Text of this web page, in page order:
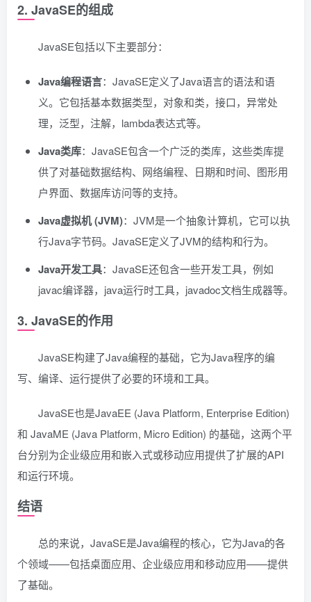
2. JavaSE的组成
JavaSE包括以下主要部分：
Java编程语言：JavaSE定义了Java语言的语法和语
义。它包括基本数据类型，对象和类，接口，异常处
理，泛型，注解，lambda表达式等。
Java类库：JavaSE包含一个广泛的类库，这些类库提
供了对基础数据结构、网络编程、日期和时间、图形用
户界面、数据库访问等的支持。
Java虚拟机 (JVM)：JVM是一个抽象计算机，它可以执
行Java字节码。JavaSE定义了JVM的结构和行为。
Java开发工具：JavaSE还包含一些开发工具，例如
javac编译器，java运行时工具，javadoc文档生成器等。
3. JavaSE的作用
JavaSE构建了Java编程的基础，它为Java程序的编
写、编译、运行提供了必要的环境和工具。
JavaSE也是JavaEE (Java Platform, Enterprise Edition)
和 JavaME (Java Platform, Micro Edition) 的基础，这两个平
台分别为企业级应用和嵌入式或移动应用提供了扩展的API
和运行环境。
结语
总的来说，JavaSE是Java编程的核心，它为Java的各
个领域——包括桌面应用、企业级应用和移动应用——提供
了基础。